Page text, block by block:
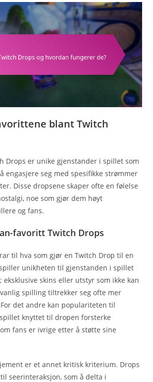
blant Twitch
Drops er unike gjenstander i spillet som
engasjere seg med spesifikke strømmer
Disse dropsene skaper ofte en følelse
noe som gjør dem høyt
og fans.
favoritt Twitch Drops
til hva som gjør en Twitch Drop til en
unikheten til gjenstanden i spillet
skins eller utstyr som ikke kan
spilling tiltrekker seg ofte mer
det andre kan populariteten til
knyttet til dropen forsterke
fans er ivrige etter å støtte sine
er et annet kritisk kriterium. Drops
seerinteraksjon, som å delta i